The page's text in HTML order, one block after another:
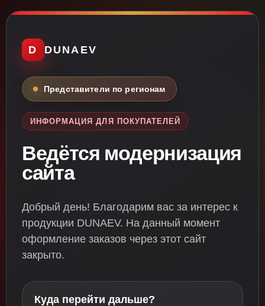
D DUNAEV
Представители по регионам
ИНФОРМАЦИЯ ДЛЯ ПОКУПАТЕЛЕЙ
Ведётся модернизация
сайта
Добрый день! Благодарим вас за интерес к
продукции DUNAEV. На данный момент
оформление заказов через этот сайт
закрыто.
Куда перейти дальше?